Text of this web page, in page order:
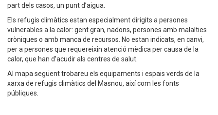
part dels casos, un punt d’aigua.
Els refugis climàtics estan especialment dirigits a persones
vulnerables a la calor: gent gran, nadons, persones amb malalties
cròniques o amb manca de recursos. No estan indicats, en canvi,
per a persones que requereixin atenció mèdica per causa de la
calor, que han d’acudir als centres de salut.
Al mapa següent trobareu els equipaments i espais verds de la
xarxa de refugis climàtics del Masnou, així com les fonts
públiques.